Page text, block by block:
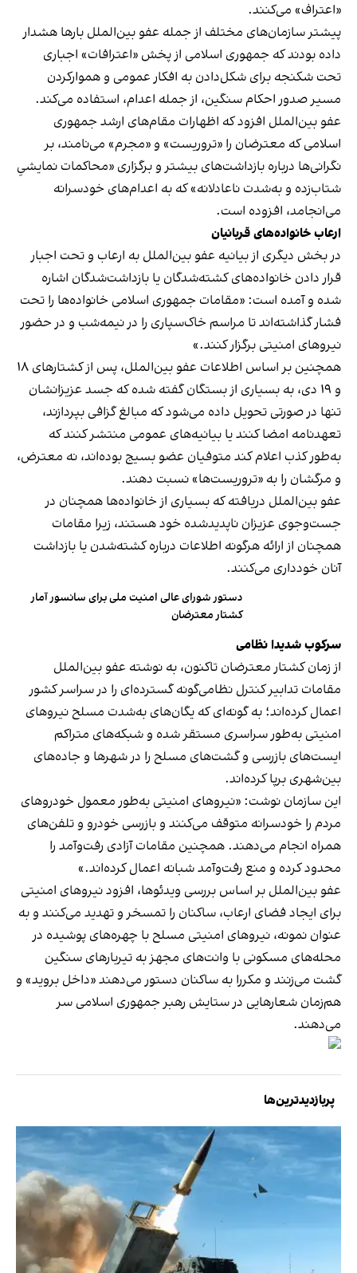
«اعتراف» می‌کنند.
پیشتر سازمان‌های مختلف از جمله عفو بین‌الملل بارها هشدار
داده بودند که جمهوری اسلامی از پخش «اعترافات» اجباری
تحت شکنجه برای شکل‌دادن به افکار عمومی و هموارکردن
مسیر صدور احکام سنگین، از جمله اعدام، استفاده می‌کند.
عفو بین‌الملل افزود که اظهارات مقام‌های ارشد جمهوری
اسلامی که معترضان را «تروریست» و «مجرم» می‌نامند، بر
نگرانی‌ها درباره بازداشت‌های بیشتر و برگزاری «محاکمات نمایشیِ
شتاب‌زده و به‌شدت ناعادلانه» که به اعدام‌های خودسرانه
می‌انجامد، افزوده است.
ارعاب خانواده‌های قربانیان
در بخش دیگری از بیانیه عفو بین‌الملل به ارعاب و تحت اجبار
قرار دادن خانواده‌های کشته‌شدگان یا بازداشت‌شدگان اشاره
شده و آمده است: «مقامات جمهوری اسلامی خانواده‌ها را تحت
فشار گذاشته‌اند تا مراسم خاک‌سپاری را در نیمه‌شب و در حضور
نیروهای امنیتی برگزار کنند.»
همچنین بر اساس اطلاعات عفو بین‌الملل، پس از کشتارهای ۱۸
و ۱۹ دی، به بسیاری از بستگان گفته شده که جسد عزیزانشان
تنها در صورتی تحویل داده می‌شود که مبالغ گزافی بپردازند،
تعهدنامه امضا کنند یا بیانیه‌های عمومی منتشر کنند که
به‌طور کذب اعلام کند متوفیان عضو بسیج بوده‌اند، نه معترض،
و مرگشان را به «تروریست‌ها» نسبت دهند.
عفو بین‌الملل دریافته که بسیاری از خانواده‌ها همچنان در
جست‌وجوی عزیزان ناپدیدشده خود هستند، زیرا مقامات
همچنان از ارائه هرگونه اطلاعات درباره کشته‌شدن یا بازداشت
آنان خودداری می‌کنند.
دستور شورای عالی امنیت ملی برای سانسور آمار
کشتار معترضان
سرکوب شدیدا نظامی‌
از زمان کشتار معترضان تاکنون، به نوشته عفو بین‌الملل
مقامات تدابیر کنترل نظامی‌گونه گسترده‌ای را در سراسر کشور
اعمال کرده‌اند؛ به گونه‌ای که یگان‌های به‌شدت مسلح نیروهای
امنیتی به‌طور سراسری مستقر شده و شبکه‌های متراکم
ایست‌های بازرسی و گشت‌های مسلح را در شهرها و جاده‌های
بین‌شهری برپا کرده‌اند.
این سازمان نوشت: «نیروهای امنیتی به‌طور معمول خودروهای
مردم را خودسرانه متوقف می‌کنند و بازرسی خودرو و تلفن‌های
همراه انجام می‌دهند. همچنین مقامات آزادی رفت‌وآمد را
محدود کرده و منع رفت‌وآمد شبانه اعمال کرده‌اند.»
عفو بین‌الملل بر اساس بررسی ویدئوها، افزود نیروهای امنیتی
برای ایجاد فضای ارعاب، ساکنان را تمسخر و تهدید می‌کنند و به
عنوان نمونه، نیروهای امنیتی مسلح با چهره‌های پوشیده در
محله‌های مسکونی با وانت‌های مجهز به تیربارهای سنگین
گشت می‌زنند و مکررا به ساکنان دستور می‌دهند «داخل بروید» و
هم‌زمان شعارهایی در ستایش رهبر جمهوری اسلامی سر
می‌دهند.
پربازدیدترین‌ها